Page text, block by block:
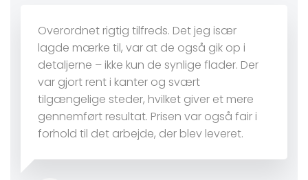
Overordnet rigtig tilfreds. Det jeg især
lagde mærke til, var at de også gik op i
detaljerne – ikke kun de synlige flader. Der
var gjort rent i kanter og svært
tilgængelige steder, hvilket giver et mere
gennemført resultat. Prisen var også fair i
forhold til det arbejde, der blev leveret.